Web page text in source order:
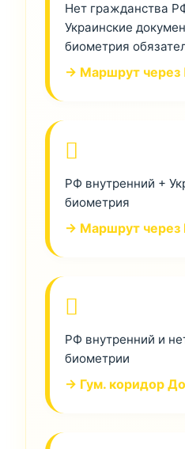
Нет гражданства
Украинские
биометрия
→ Маршрут через
РФ внутренний +
биометрия
→ Маршрут через
РФ внутренний и
биометрии
→ Гум. коридор